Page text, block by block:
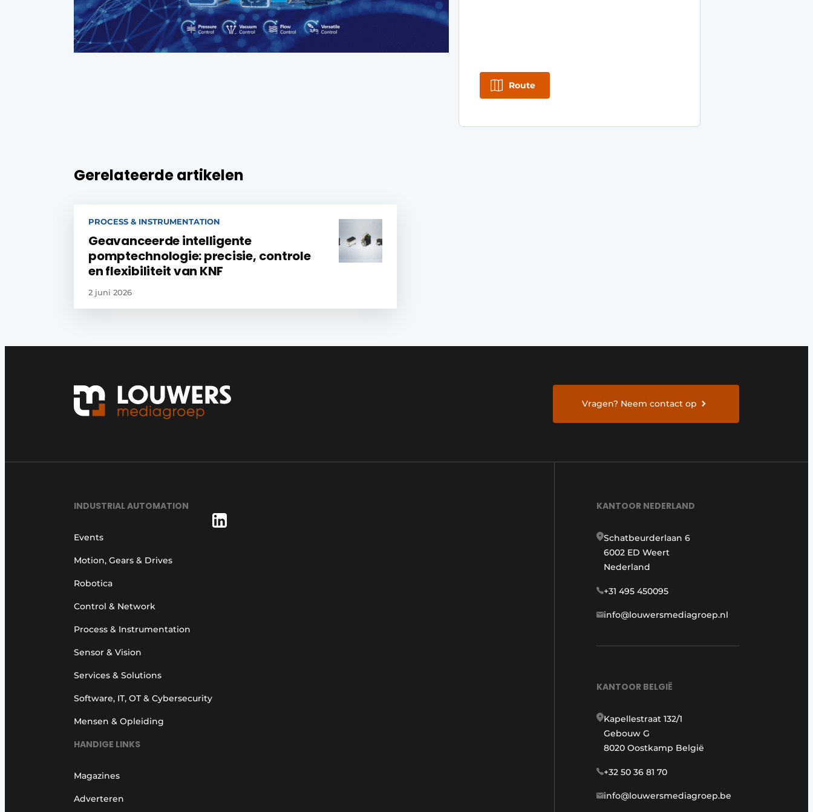
Route
Gerelateerde artikelen
PROCESS & INSTRUMENTATION
Geavanceerde intelligente
pomptechnologie: precisie, controle
en flexibiliteit van KNF
2 juni 2026
Vragen? Neem contact op
INDUSTRIAL AUTOMATION
Events
Motion, Gears & Drives
Robotica
Control & Network
Process & Instrumentation
Sensor & Vision
Services & Solutions
Software, IT, OT & Cybersecurity
Mensen & Opleiding
HANDIGE LINKS
Magazines
Adverteren
KANTOOR NEDERLAND
Schatbeurderlaan 6
6002 ED Weert
Nederland
+31 495 450095
info@louwersmediagroep.nl
KANTOOR BELGIË
Kapellestraat 132/1
Gebouw G
8020 Oostkamp België
+32 50 36 81 70
info@louwersmediagroep.be